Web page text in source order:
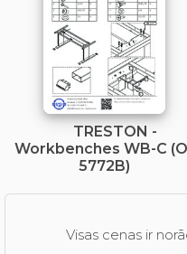
TRESTON -
Workbenches WB-C
5772B)
Visas cenas ir